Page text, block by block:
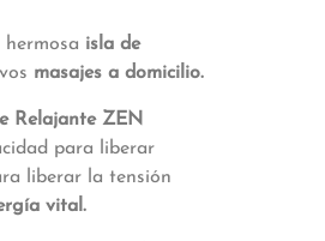
isla de
masajes a domicilio.
Relajante ZEN
para liberar
liberar la tensión
vital.